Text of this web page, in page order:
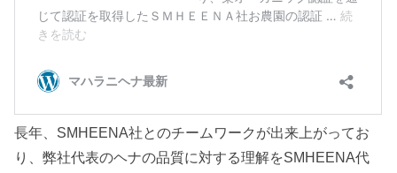
長年、SMHEENA社とのチームワークが出来上がってお
り、弊社代表のヘナの品質に対する理解をSMHEENA代